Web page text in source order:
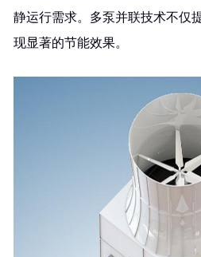
静运行需求。多泵并联技术不仅
现显著的节能效果。